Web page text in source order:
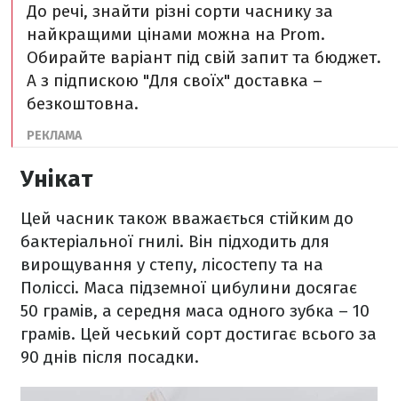
До речі, знайти різні сорти часнику за
найкращими цінами можна на Prom.
Обирайте варіант під свій запит та бюджет.
А з підпискою "Для своїх" доставка –
безкоштовна.
Унікат
Цей часник також вважається стійким до
бактеріальної гнилі. Він підходить для
вирощування у степу, лісостепу та на
Поліссі. Маса підземної цибулини досягає
50 грамів, а середня маса одного зубка – 10
грамів. Цей чеський сорт достигає всього за
90 днів після посадки.